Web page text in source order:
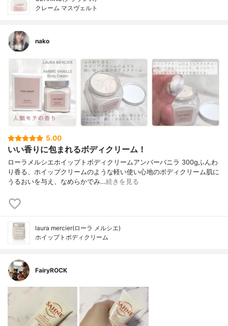
クレーム マスヴェルト
nako
5.00
いい香りに包まれるボディクリーム！
ローラメルシエホイップトボディクリームアンバーバニラ 300gふんわ
り香る、ホイップクリームのような軽い使い心地のボディクリーム肌に
うるおいを与え、なめらかでみ…続きを見る
laura mercier(ローラ メルシエ)
ホイップトボディクリーム
FairyROCK